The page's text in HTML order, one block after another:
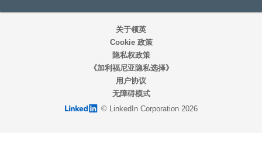
关于领英
Cookie 政策
隐私权政策
《加利福尼亚隐私选择》
用户协议
无障碍模式
LinkedIn logo© LinkedIn Corporation 2026